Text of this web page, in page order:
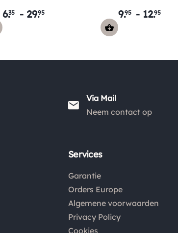
6.35 - 29.95 9.95 - 12.95
Via Mail
Neem contact op
Services
Garantie
Orders Europe
Algemene voorwaarden
Privacy Policy
Cookies